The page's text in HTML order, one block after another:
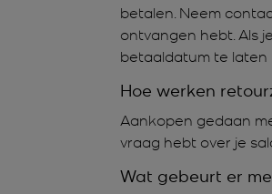
betalen. Neem
ontvangen hebt. Als
betaaldatum te laten
Hoe werken
Aankopen gedaan
vraag hebt over je
Wat gebeurt er